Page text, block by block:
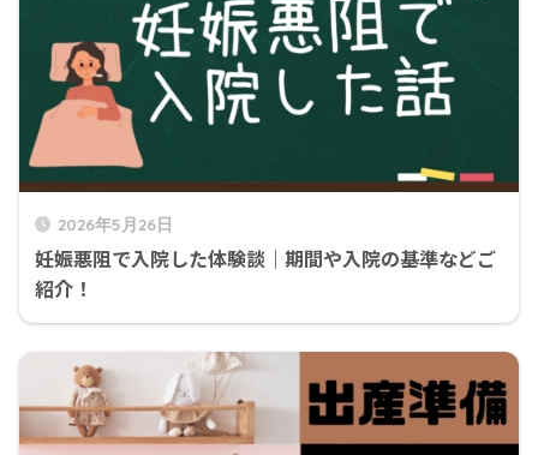
2026年5月26日
妊娠悪阻で入院した体験談｜期間や入院の基準などご
紹介！